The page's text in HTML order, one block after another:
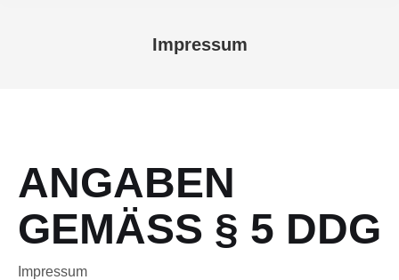
Impressum
ANGABEN
GEMÄSS § 5 DDG
Impressum